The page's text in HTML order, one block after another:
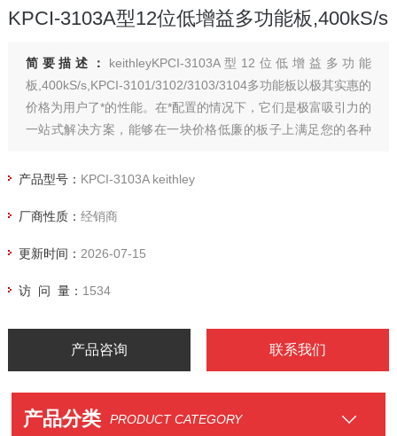
KPCI-3103A型12位低增益多功能板,400kS/s
简要描述： keithleyKPCI-3103A型12位低增益多功能
板,400kS/s,KPCI-3101/3102/3103/3104多功能板以极其实惠的
价格为用户了*的性能。在*配置的情况下，它们是极富吸引力的
一站式解决方案，能够在一块价格低廉的板子上满足您的各种
产品型号： KPCI-3103A keithley
厂商性质： 经销商
更新时间： 2026-07-15
访 问 量： 1534
产品咨询 联系我们
产品分类 PRODUCT CATEGORY